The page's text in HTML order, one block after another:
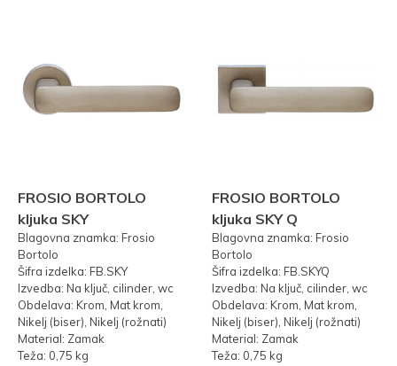
FROSIO BORTOLO
kljuka SKY
Blagovna znamka: Frosio
Bortolo
Šifra izdelka: FB.SKY
Izvedba: Na ključ, cilinder, wc
Obdelava: Krom, Mat krom,
Nikelj (biser), Nikelj (rožnati)
Material: Zamak
Teža: 0,75 kg
FROSIO BORTOLO
kljuka SKY Q
Blagovna znamka: Frosio
Bortolo
Šifra izdelka: FB.SKYQ
Izvedba: Na ključ, cilinder, wc
Obdelava: Krom, Mat krom,
Nikelj (biser), Nikelj (rožnati)
Material: Zamak
Teža: 0,75 kg